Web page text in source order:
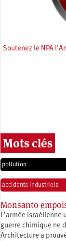
Soutenez le NPA
Mots clés
pollution
accidents industriels
Monsanto
L’armée israélienne
guerre chimique ne
Architecture a